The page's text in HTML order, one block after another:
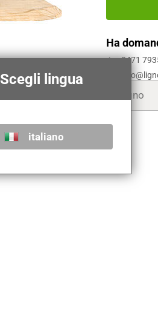
lingua
italiano
Ha
0471
Tipi di legno